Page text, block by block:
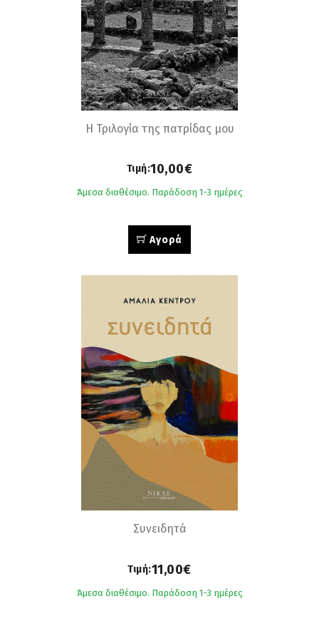
Η Τριλογία της πατρίδας µου
Τιμή:10,00€
Άμεσα διαθέσιμο. Παράδοση 1-3 ημέρες
Αγορά
Συνειδητά
Τιμή:11,00€
Άμεσα διαθέσιμο. Παράδοση 1-3 ημέρες